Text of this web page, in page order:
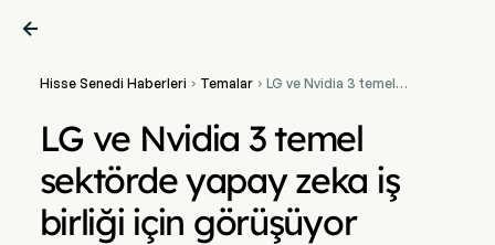

Hisse Senedi Haberleri  Temalar LG ve Nvidia 3 temel
LG ve Nvidia 3 temel
sektörde yapay zeka iş
birliği için görüşüyor